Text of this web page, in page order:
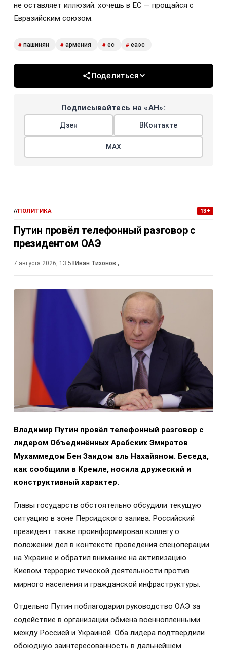
не оставляет иллюзий: хочешь в ЕС — прощайся с
Евразийским союзом.
# пашинян # армения # ес # еаэс
Поделиться
Подписывайтесь на «АН»:
Дзен ВКонтакте
МАХ
//ПОЛИТИКА 13+
Путин провёл телефонный разговор с
президентом ОАЭ
7 августа 2026, 13:58 Иван Тихонов ,
Владимир Путин провёл телефонный разговор с
лидером Объединённых Арабских Эмиратов
Мухаммедом Бен Заидом аль Нахайяном. Беседа,
как сообщили в Кремле, носила дружеский и
конструктивный характер.
Главы государств обстоятельно обсудили текущую
ситуацию в зоне Персидского залива. Российский
президент также проинформировал коллегу о
положении дел в контексте проведения спецоперации
на Украине и обратил внимание на активизацию
Киевом террористической деятельности против
мирного населения и гражданской инфраструктуры.
Отдельно Путин поблагодарил руководство ОАЭ за
содействие в организации обмена военнопленными
между Россией и Украиной. Оба лидера подтвердили
обоюдную заинтересованность в дальнейшем